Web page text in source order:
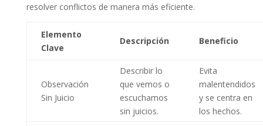
resolver conflictos de manera más eficiente.
Elemento
Clave
Descripción Beneficio
Observación
Sin Juicio
Describir lo
que vemos o
escuchamos
sin juicios.
Evita
malentendidos
y se centra en
los hechos.